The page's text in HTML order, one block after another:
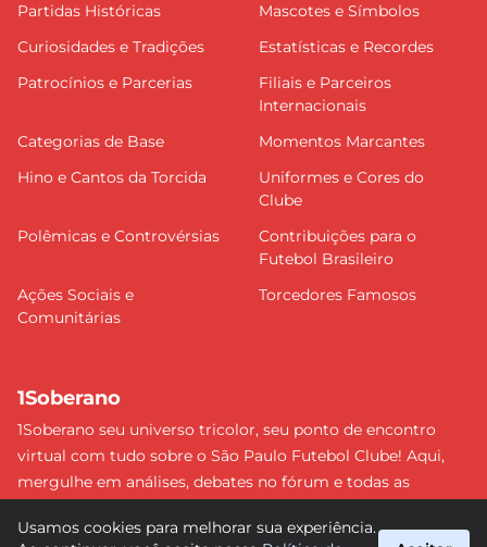
Partidas Históricas
Mascotes e Símbolos
Curiosidades e Tradições
Estatísticas e Recordes
Patrocínios e Parcerias
Filiais e Parceiros
Internacionais
Categorias de Base
Momentos Marcantes
Hino e Cantos da Torcida
Uniformes e Cores do
Clube
Polêmicas e Controvérsias
Contribuições para o
Futebol Brasileiro
Ações Sociais e
Comunitárias
Torcedores Famosos
1Soberano
1Soberano seu universo tricolor, seu ponto de encontro
virtual com tudo sobre o São Paulo Futebol Clube! Aqui,
mergulhe em análises, debates no fórum e todas as
detalhe e faça parte dessa comunidade apaixonada pelo
Usamos cookies para melhorar sua experiência.